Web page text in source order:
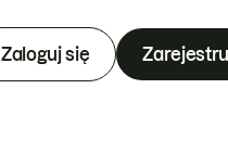
Zaloguj się